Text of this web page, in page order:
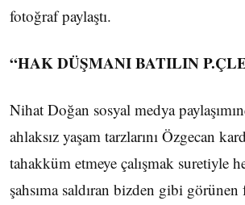
fotoğraf paylaştı.
“HAK DÜŞMANI BATILIN
Nihat Doğan sosyal medya
ahlaksız yaşam tarzlarını Özgecan
tahakküm etmeye çalışmak suretiyle
şahsıma saldıran bizden gibi